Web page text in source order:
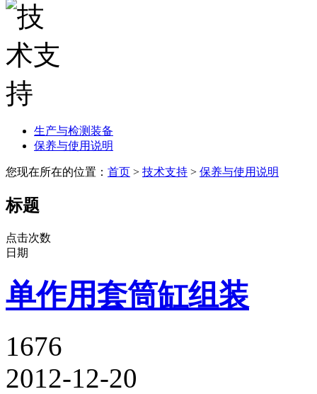
生产与检测装备
保养与使用说明
您现在所在的位置： 首页 > 技术支持 > 保养与使用说明
标题
点击次数
日期
单作用套筒缸组装
1676
2012-12-20